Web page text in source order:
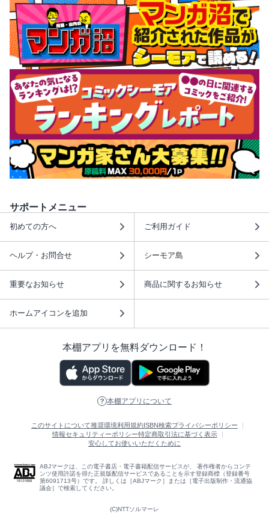
サポートメニュー
初めての方へ ご利用ガイド
ヘルプ・お問合せ シーモア島
重要なお知らせ 商品に関するお知らせ
ホームアイコンを追加
本棚アプリを無料ダウンロード！
本棚アプリについて
このサイトについて推奨環境利用規約ISBN検索プライバシーポリシー
情報セキュリティーポリシー特定商取引法に基づく表示
安心してお使いいただくために
ABJマークは、この電子書店・電子書籍配信サービスが、 著作権者からコンテ
ンツ使用許諾を得た正規版配信サービスであることを示す登録商標（登録番号
第6091713号）です。 詳しくは［ABJマーク］または［電子出版制作・流通協
議会］で検索してください。
(C)NTTソルマーレ